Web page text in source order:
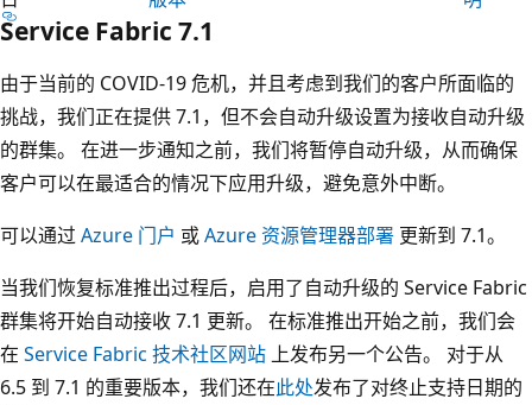
Service Fabric 7.1
由于当前的 COVID-19 危机，并且考虑到我们的客户所面临的
挑战，我们正在提供 7.1，但不会自动升级设置为接收自动升级
的群集。 在进一步通知之前，我们将暂停自动升级，从而确保
客户可以在最适合的情况下应用升级，避免意外中断。
可以通过 Azure 门户 或Azure 资源管理器部署 更新到 7.1。
当我们恢复标准推出过程后，启用了自动升级的 Service Fabric
群集将开始自动接收 7.1 更新。 在标准推出开始之前，我们会
在 Service Fabric 技术社区网站 上发布另一个公告。 对于从
6.5 到 7.1 的重要版本，我们还在此处发布了对终止支持日期的